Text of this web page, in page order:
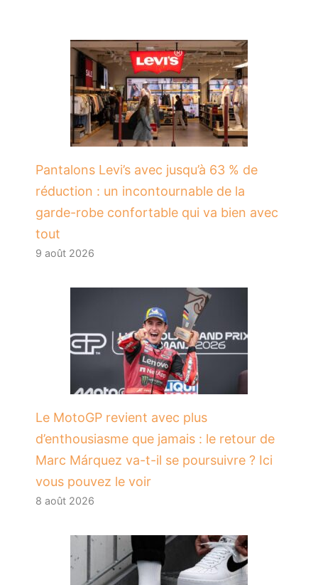
Pantalons Levi’s avec jusqu’à 63 % de
réduction : un incontournable de la
garde-robe confortable qui va bien avec
tout
9 août 2026
Le MotoGP revient avec plus
d’enthousiasme que jamais : le retour de
Marc Márquez va-t-il se poursuivre ? Ici
vous pouvez le voir
8 août 2026